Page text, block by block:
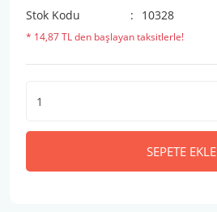
Stok Kodu
10328
* 14,87 TL den başlayan taksitlerle!
SEPETE EKLE